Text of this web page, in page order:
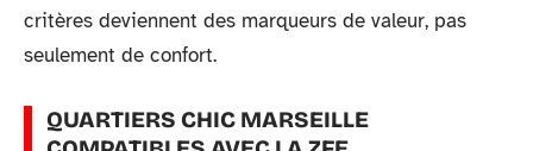
critères deviennent des marqueurs de valeur, pas
seulement de confort.
QUARTIERS CHIC MARSEILLE